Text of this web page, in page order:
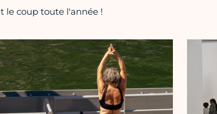
le coup toute l'année !